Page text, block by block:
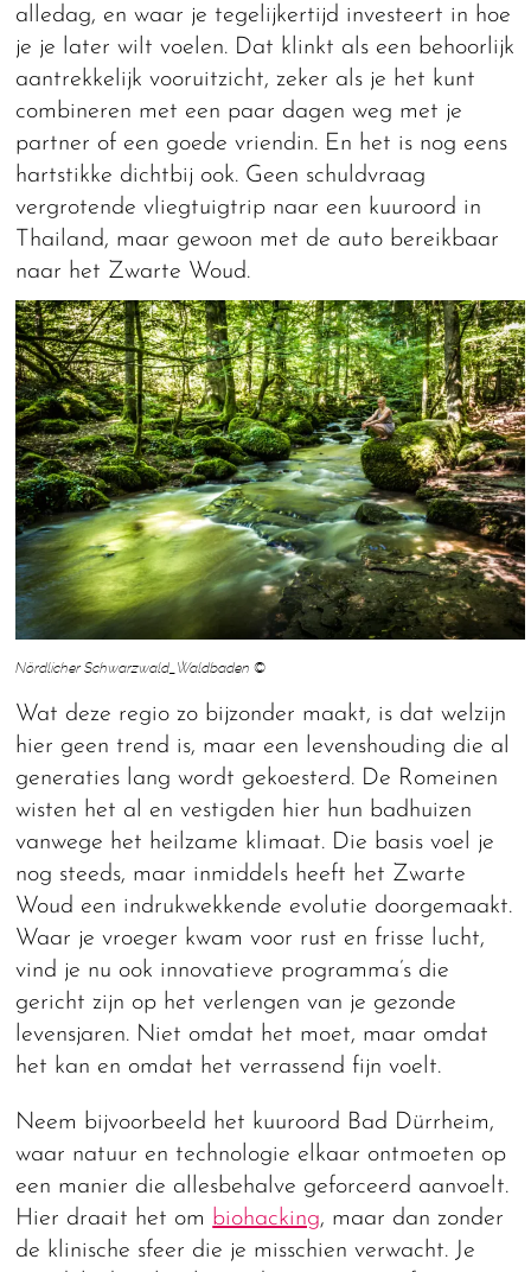
alledag, en waar je tegelijkertijd investeert in hoe
je je later wilt voelen. Dat klinkt als een behoorlijk
aantrekkelijk vooruitzicht, zeker als je het kunt
combineren met een paar dagen weg met je
partner of een goede vriendin. En het is nog eens
hartstikke dichtbij ook. Geen schuldvraag
vergrotende vliegtuigtrip naar een kuuroord in
Thailand, maar gewoon met de auto bereikbaar
naar het Zwarte Woud.
Nördlicher Schwarzwald_Waldbaden ©
Wat deze regio zo bijzonder maakt, is dat welzijn
hier geen trend is, maar een levenshouding die al
generaties lang wordt gekoesterd. De Romeinen
wisten het al en vestigden hier hun badhuizen
vanwege het heilzame klimaat. Die basis voel je
nog steeds, maar inmiddels heeft het Zwarte
Woud een indrukwekkende evolutie doorgemaakt.
Waar je vroeger kwam voor rust en frisse lucht,
vind je nu ook innovatieve programma’s die
gericht zijn op het verlengen van je gezonde
levensjaren. Niet omdat het moet, maar omdat
het kan en omdat het verrassend fijn voelt.
Neem bijvoorbeeld het kuuroord Bad Dürrheim,
waar natuur en technologie elkaar ontmoeten op
een manier die allesbehalve geforceerd aanvoelt.
Hier draait het om biohacking, maar dan zonder
de klinische sfeer die je misschien verwacht. Je